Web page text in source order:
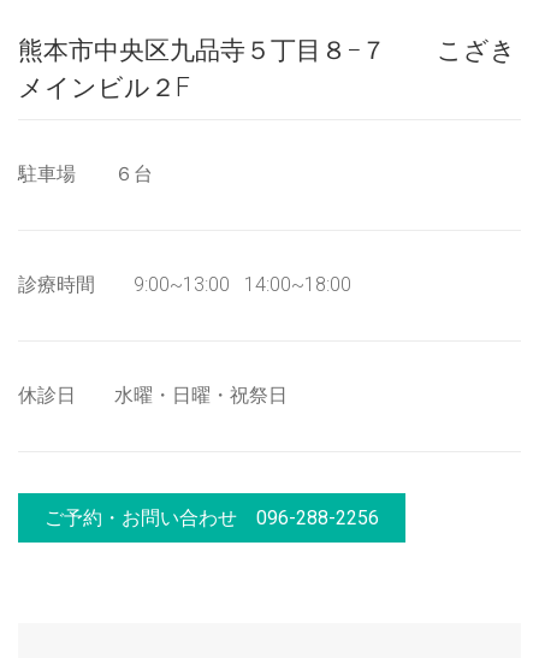
熊本市中央区九品寺５丁目８−７ こざき
メインビル２F
駐車場 ６台
診療時間 9:00~13:00 14:00~18:00
休診日 水曜・日曜・祝祭日
ご予約・お問い合わせ 096-288-2256